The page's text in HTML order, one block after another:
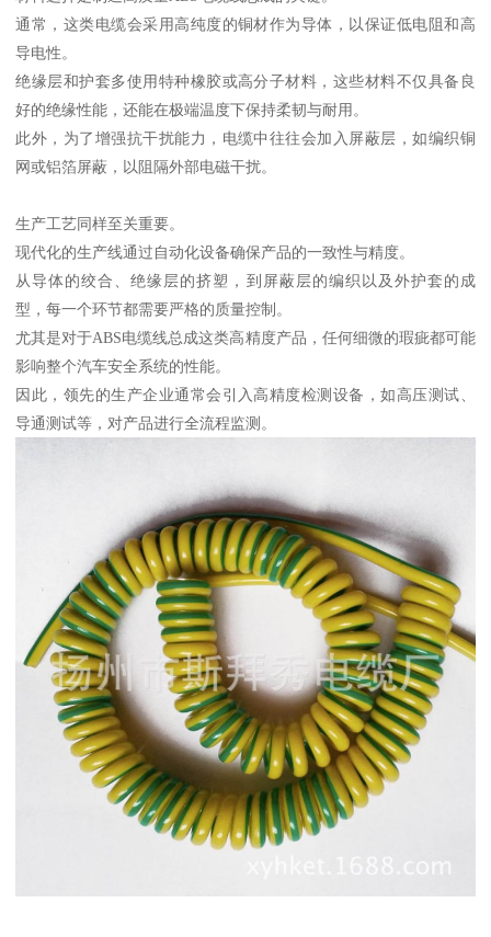
通常，这类电缆会采用高纯度的铜材作为导体，以保证低电阻和高
导电性。
绝缘层和护套多使用特种橡胶或高分子材料，这些材料不仅具备良
好的绝缘性能，还能在极端温度下保持柔韧与耐用。
此外，为了增强抗干扰能力，电缆中往往会加入屏蔽层，如编织铜
网或铝箔屏蔽，以阻隔外部电磁干扰。
生产工艺同样至关重要。
现代化的生产线通过自动化设备确保产品的一致性与精度。
从导体的绞合、绝缘层的挤塑，到屏蔽层的编织以及外护套的成
型，每一个环节都需要严格的质量控制。
尤其是对于ABS电缆线总成这类高精度产品，任何细微的瑕疵都可能
影响整个汽车安全系统的性能。
因此，领先的生产企业通常会引入高精度检测设备，如高压测试、
导通测试等，对产品进行全流程监测。